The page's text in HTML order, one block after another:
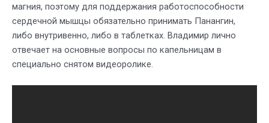
магния, поэтому для поддержания работоспособности
сердечной мышцы обязательно принимать Панангин,
либо внутривенно, либо в таблетках. Владимир лично
отвечает на основные вопросы по капельницам в
специально снятом видеоролике.